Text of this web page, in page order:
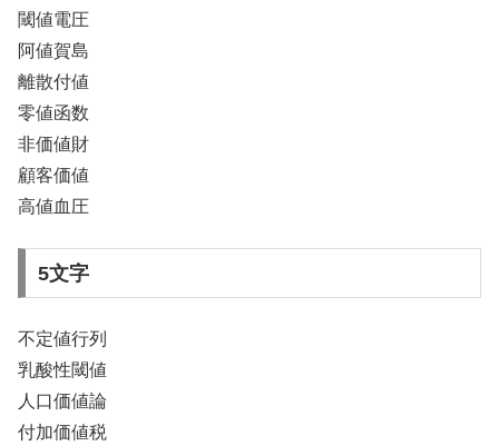
閾値電圧
阿値賀島
離散付値
零値函数
非価値財
顧客価値
高値血圧
5文字
不定値行列
乳酸性閾値
人口価値論
付加価値税